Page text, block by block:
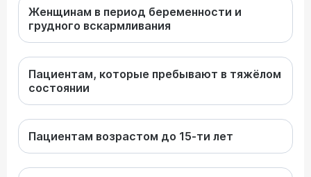
Женщинам в период беременности и
грудного вскармливания
Пациентам, которые пребывают в тяжёлом
состоянии
Пациентам возрастом до 15-ти лет